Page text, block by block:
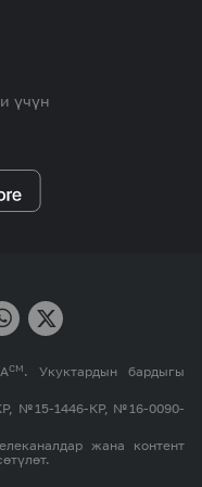
менен иштөө
байланыш
борборлору
үчүн
СМ. Укуктардын бардыгы
№15-1446-КР, №16-0090-
жана контент